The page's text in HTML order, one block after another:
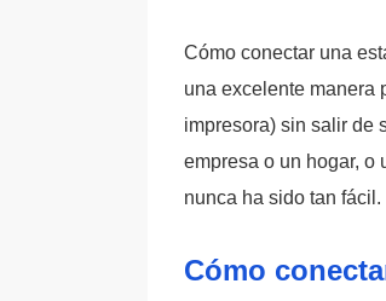
Cómo conectar una
una excelente manera
impresora) sin salir de
empresa o un hogar, o
nunca ha sido tan fácil.
Cómo